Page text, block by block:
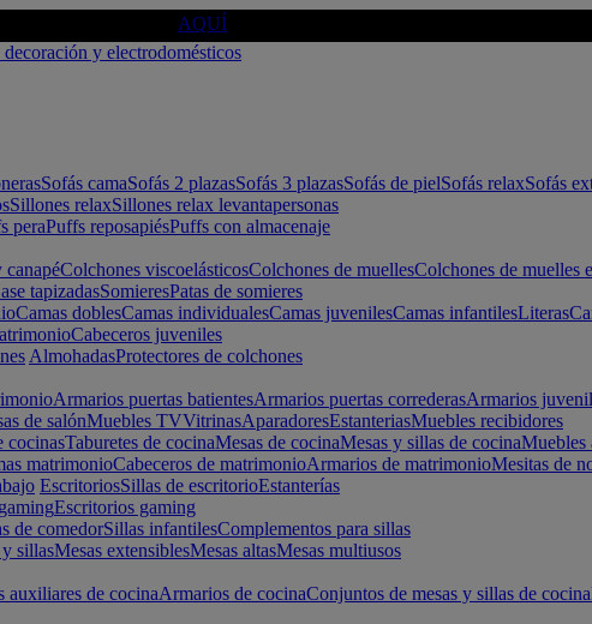
AQUÍ
Sofás camaSofás 2 plazasSofás 3 plazasSofás de pielSofás relaxSofás
Sillones relaxSillones relax levantapersonas
peraPuffs reposapiésPuffs con almacenaje
canapéColchones viscoelásticosColchones de muellesColchones de muelles
tapizadasSomieresPatas de somieres
Camas doblesCamas individualesCamas juvenilesCamas infantilesLiteras
Cabeceros juveniles
AlmohadasProtectores de colchones
Armarios puertas batientesArmarios puertas correderasArmarios juvenil
de salónMuebles TVVitrinasAparadoresEstanteriasMuebles recibidores
cocinasTaburetes de cocinaMesas de cocinaMesas y sillas de cocinaMuebles
matrimonioCabeceros de matrimonioArmarios de matrimonioMesitas de
EscritoriosSillas de escritorioEstanterías
Escritorios gaming
de comedorSillas infantilesComplementos para sillas
sillasMesas extensiblesMesas altasMesas multiusos
auxiliares de cocinaArmarios de cocinaConjuntos de mesas y sillas de cocina